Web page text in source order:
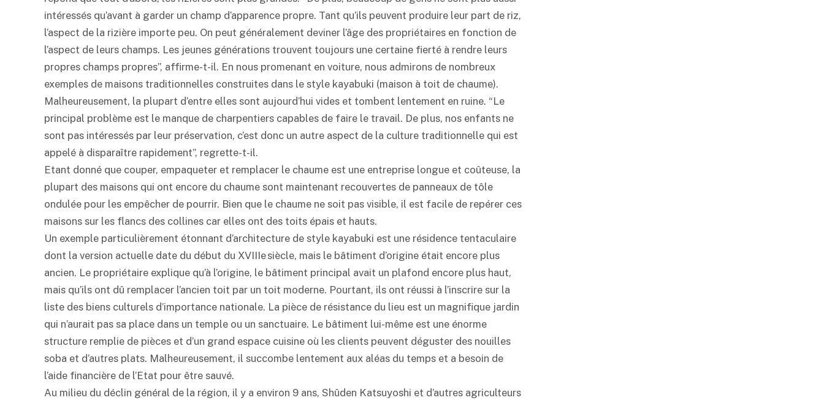
intéressés qu’avant à garder un champ d’apparence propre. Tant qu’ils peuvent produire leur part de riz,
l’aspect de la rizière importe peu. On peut généralement deviner l’âge des propriétaires en fonction de
l’aspect de leurs champs. Les jeunes générations trouvent toujours une certaine fierté à rendre leurs
propres champs propres”, affirme-t-il. En nous promenant en voiture, nous admirons de nombreux
exemples de maisons traditionnelles construites dans le style kayabuki (maison à toit de chaume).
Malheureusement, la plupart d’entre elles sont aujourd’hui vides et tombent lentement en ruine. “Le
principal problème est le manque de charpentiers capables de faire le travail. De plus, nos enfants ne
sont pas intéressés par leur préservation, c’est donc un autre aspect de la culture traditionnelle qui est
appelé à disparaître rapidement”, regrette-t-il.
Etant donné que couper, empaqueter et remplacer le chaume est une entreprise longue et coûteuse, la
plupart des maisons qui ont encore du chaume sont maintenant recouvertes de panneaux de tôle
ondulée pour les empêcher de pourrir. Bien que le chaume ne soit pas visible, il est facile de repérer ces
maisons sur les flancs des collines car elles ont des toits épais et hauts.
Un exemple particulièrement étonnant d’architecture de style kayabuki est une résidence tentaculaire
dont la version actuelle date du début du XVIIIe siècle, mais le bâtiment d’origine était encore plus
ancien. Le propriétaire explique qu’à l’origine, le bâtiment principal avait un plafond encore plus haut,
mais qu’ils ont dû remplacer l’ancien toit par un toit moderne. Pourtant, ils ont réussi à l’inscrire sur la
liste des biens culturels d’importance nationale. La pièce de résistance du lieu est un magnifique jardin
qui n’aurait pas sa place dans un temple ou un sanctuaire. Le bâtiment lui-même est une énorme
structure remplie de pièces et d’un grand espace cuisine où les clients peuvent déguster des nouilles
soba et d’autres plats. Malheureusement, il succombe lentement aux aléas du temps et a besoin de
l’aide financière de l’Etat pour être sauvé.
Au milieu du déclin général de la région, il y a environ 9 ans, Shûden Katsuyoshi et d’autres agriculteurs